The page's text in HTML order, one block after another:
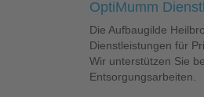
OptiMumm
Die Aufbaugilde
Dienstleistungen für
Wir unterstützen Sie
Entsorgungsarbeiten.